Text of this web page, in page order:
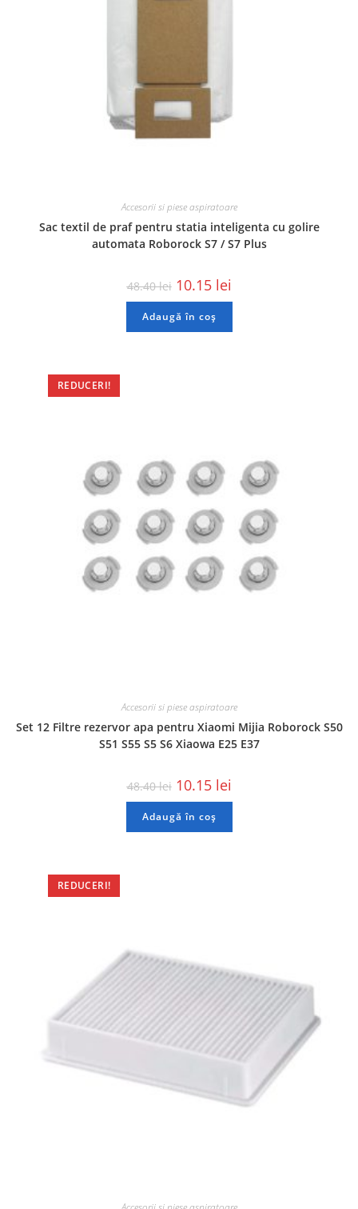
Accesorii si piese aspiratoare
Sac textil de praf pentru statia inteligenta cu golire
automata Roborock S7 / S7 Plus
48.40lei 10.15 lei
Adaugă în coș
REDUCERI!
Accesorii si piese aspiratoare
Set 12 Filtre rezervor apa pentru Xiaomi Mijia Roborock S50
S51 S55 S5 S6 Xiaowa E25 E37
48.40lei 10.15 lei
Adaugă în coș
REDUCERI!